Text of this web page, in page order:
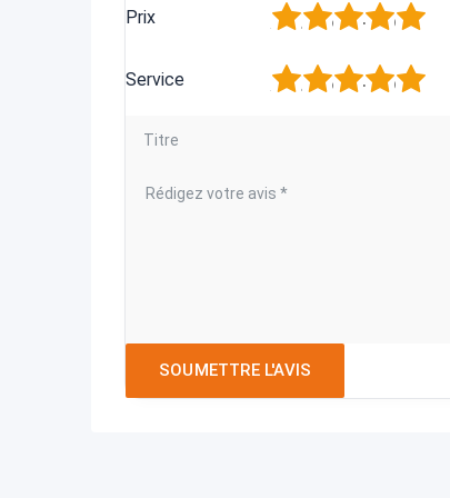
Prix 5
4
3
2
Service 5
4
3
2